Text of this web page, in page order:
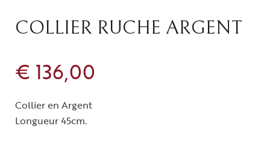
COLLIER RUCHE ARGENT
€ 136,00
Collier en Argent
Longueur 45cm.